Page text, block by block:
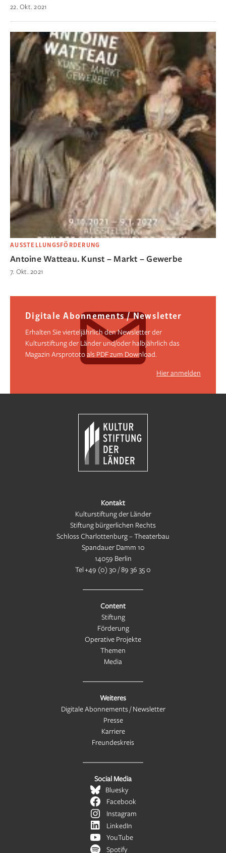
22. Okt. 2021
AUSSTELLUNGSFÖRDERUNG
Antoine Watteau. Kunst – Markt – Gewerbe
7. Okt. 2021
Digitale Abonnements / Newsletter
Erhalten Sie vierteljährlich den Newsletter der
Kulturstiftung der Länder und/oder halbjährlich das
Magazin Arsprototo als PDF zum Download.
Hier anmelden
Kontakt
Kulturstiftung der Länder
Stiftung bürgerlichen Rechts
Schloss Charlottenburg – Theaterbau
Spandauer Damm 10
14059 Berlin
Tel+49 (0) 30 / 89 36 35 0
Content
Stiftung
Förderung
Operative Projekte
Themen
Media
Weiteres
Digitale Abonnements / Newsletter
Presse
Karriere
Freundeskreis
Social Media
Bluesky
Facebook
Instagram
LinkedIn
YouTube
Spotify